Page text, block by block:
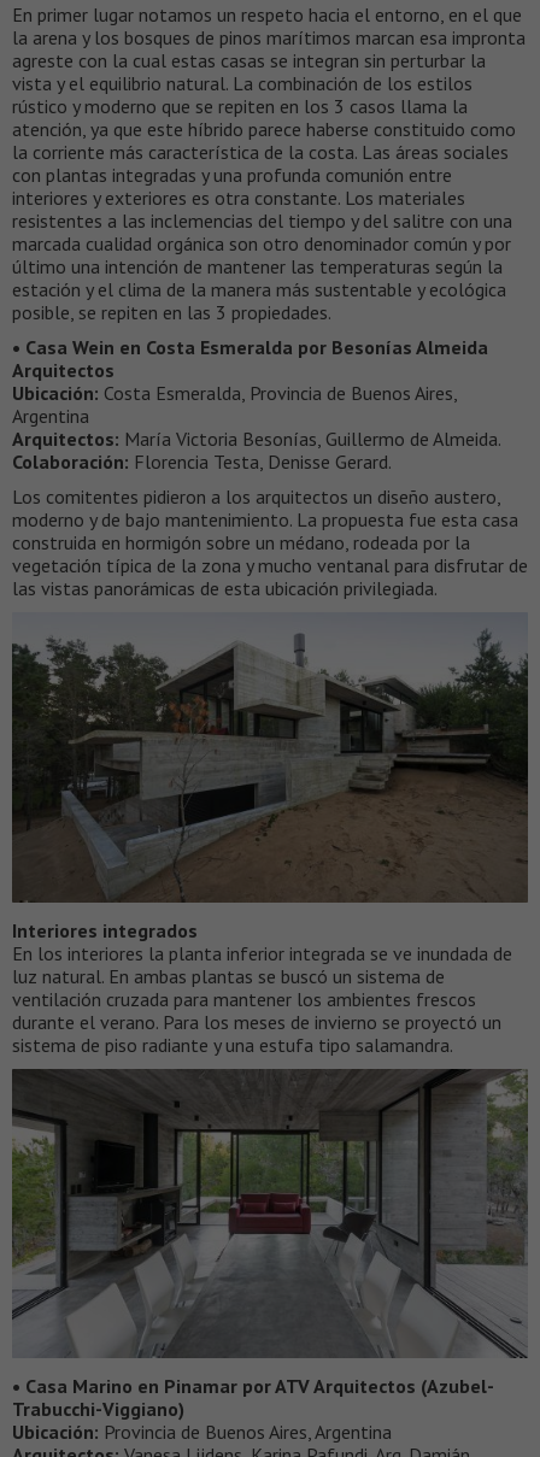
En primer lugar notamos un respeto hacia el entorno, en el que
la arena y los bosques de pinos marítimos marcan esa impronta
agreste con la cual estas casas se integran sin perturbar la
vista y el equilibrio natural. La combinación de los estilos
rústico y moderno que se repiten en los 3 casos llama la
atención, ya que este híbrido parece haberse constituido como
la corriente más característica de la costa. Las áreas sociales
con plantas integradas y una profunda comunión entre
interiores y exteriores es otra constante. Los materiales
resistentes a las inclemencias del tiempo y del salitre con una
marcada cualidad orgánica son otro denominador común y por
último una intención de mantener las temperaturas según la
estación y el clima de la manera más sustentable y ecológica
posible, se repiten en las 3 propiedades.
• Casa Wein en Costa Esmeralda por Besonías Almeida
Arquitectos
Ubicación: Costa Esmeralda, Provincia de Buenos Aires,
Argentina
Arquitectos: María Victoria Besonías, Guillermo de Almeida.
Colaboración: Florencia Testa, Denisse Gerard.
Los comitentes pidieron a los arquitectos un diseño austero,
moderno y de bajo mantenimiento. La propuesta fue esta casa
construida en hormigón sobre un médano, rodeada por la
vegetación típica de la zona y mucho ventanal para disfrutar de
las vistas panorámicas de esta ubicación privilegiada.
Interiores integrados
En los interiores la planta inferior integrada se ve inundada de
luz natural. En ambas plantas se buscó un sistema de
ventilación cruzada para mantener los ambientes frescos
durante el verano. Para los meses de invierno se proyectó un
sistema de piso radiante y una estufa tipo salamandra.
• Casa Marino en Pinamar por ATV Arquitectos (Azubel-
Trabucchi-Viggiano)
Ubicación: Provincia de Buenos Aires, Argentina